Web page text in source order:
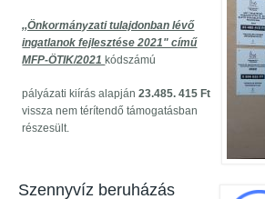
,,Önkormányzati tulajdonban lévő
ingatlanok fejlesztése 2021" című
MFP-ÖTIK/2021 kódszámú
pályázati kiírás alapján23.485. 415 Ft
vissza nem térítendő támogatásban
részesült.
Szennyvíz beruházás